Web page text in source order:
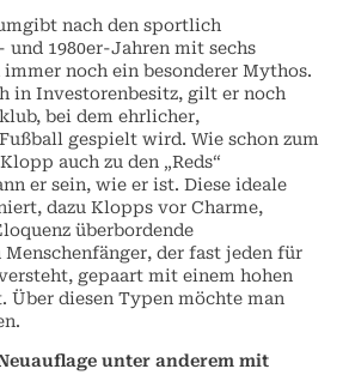
nach den sportlich
und 1980er-Jahren mit sechs
noch ein besonderer Mythos.
in Investorenbesitz, gilt er noch
bei dem ehrlicher,
gespielt wird. Wie schon zum
auch zu den „Reds“
er sein, wie er ist. Diese ideale
dazu Klopps vor Charme,
überbordende
der fast jeden für
gepaart mit einem hohen
Über diesen Typen möchte man
unter anderem mit